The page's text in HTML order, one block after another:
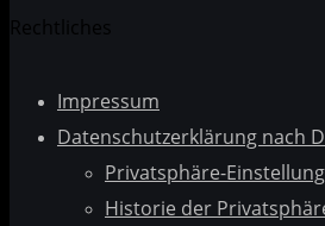
Rechtliches
Impressum
Datenschutzerklärung nach
Privatsphäre-
Historie der